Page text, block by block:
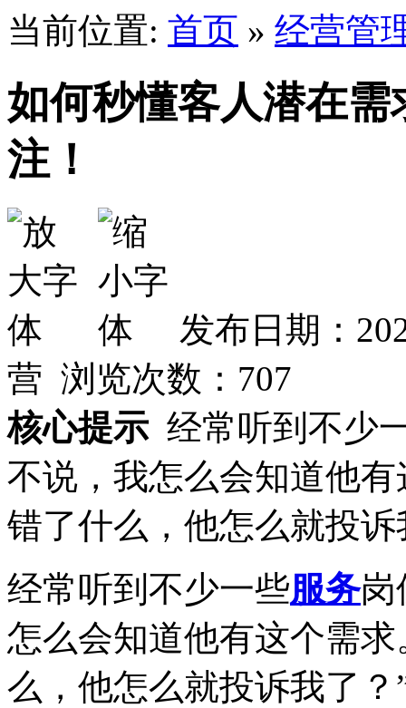
当前位置: 首页 » 经营管
如何秒懂客人潜在
注！
发布日期：
营 浏览次数： 707
核心提示 经常听到不少
不说，我怎么会知道他
错了什么，他怎么就投
经常听到不少一些服务岗
怎么会知道他有这个需
么，他怎么就投诉我了？